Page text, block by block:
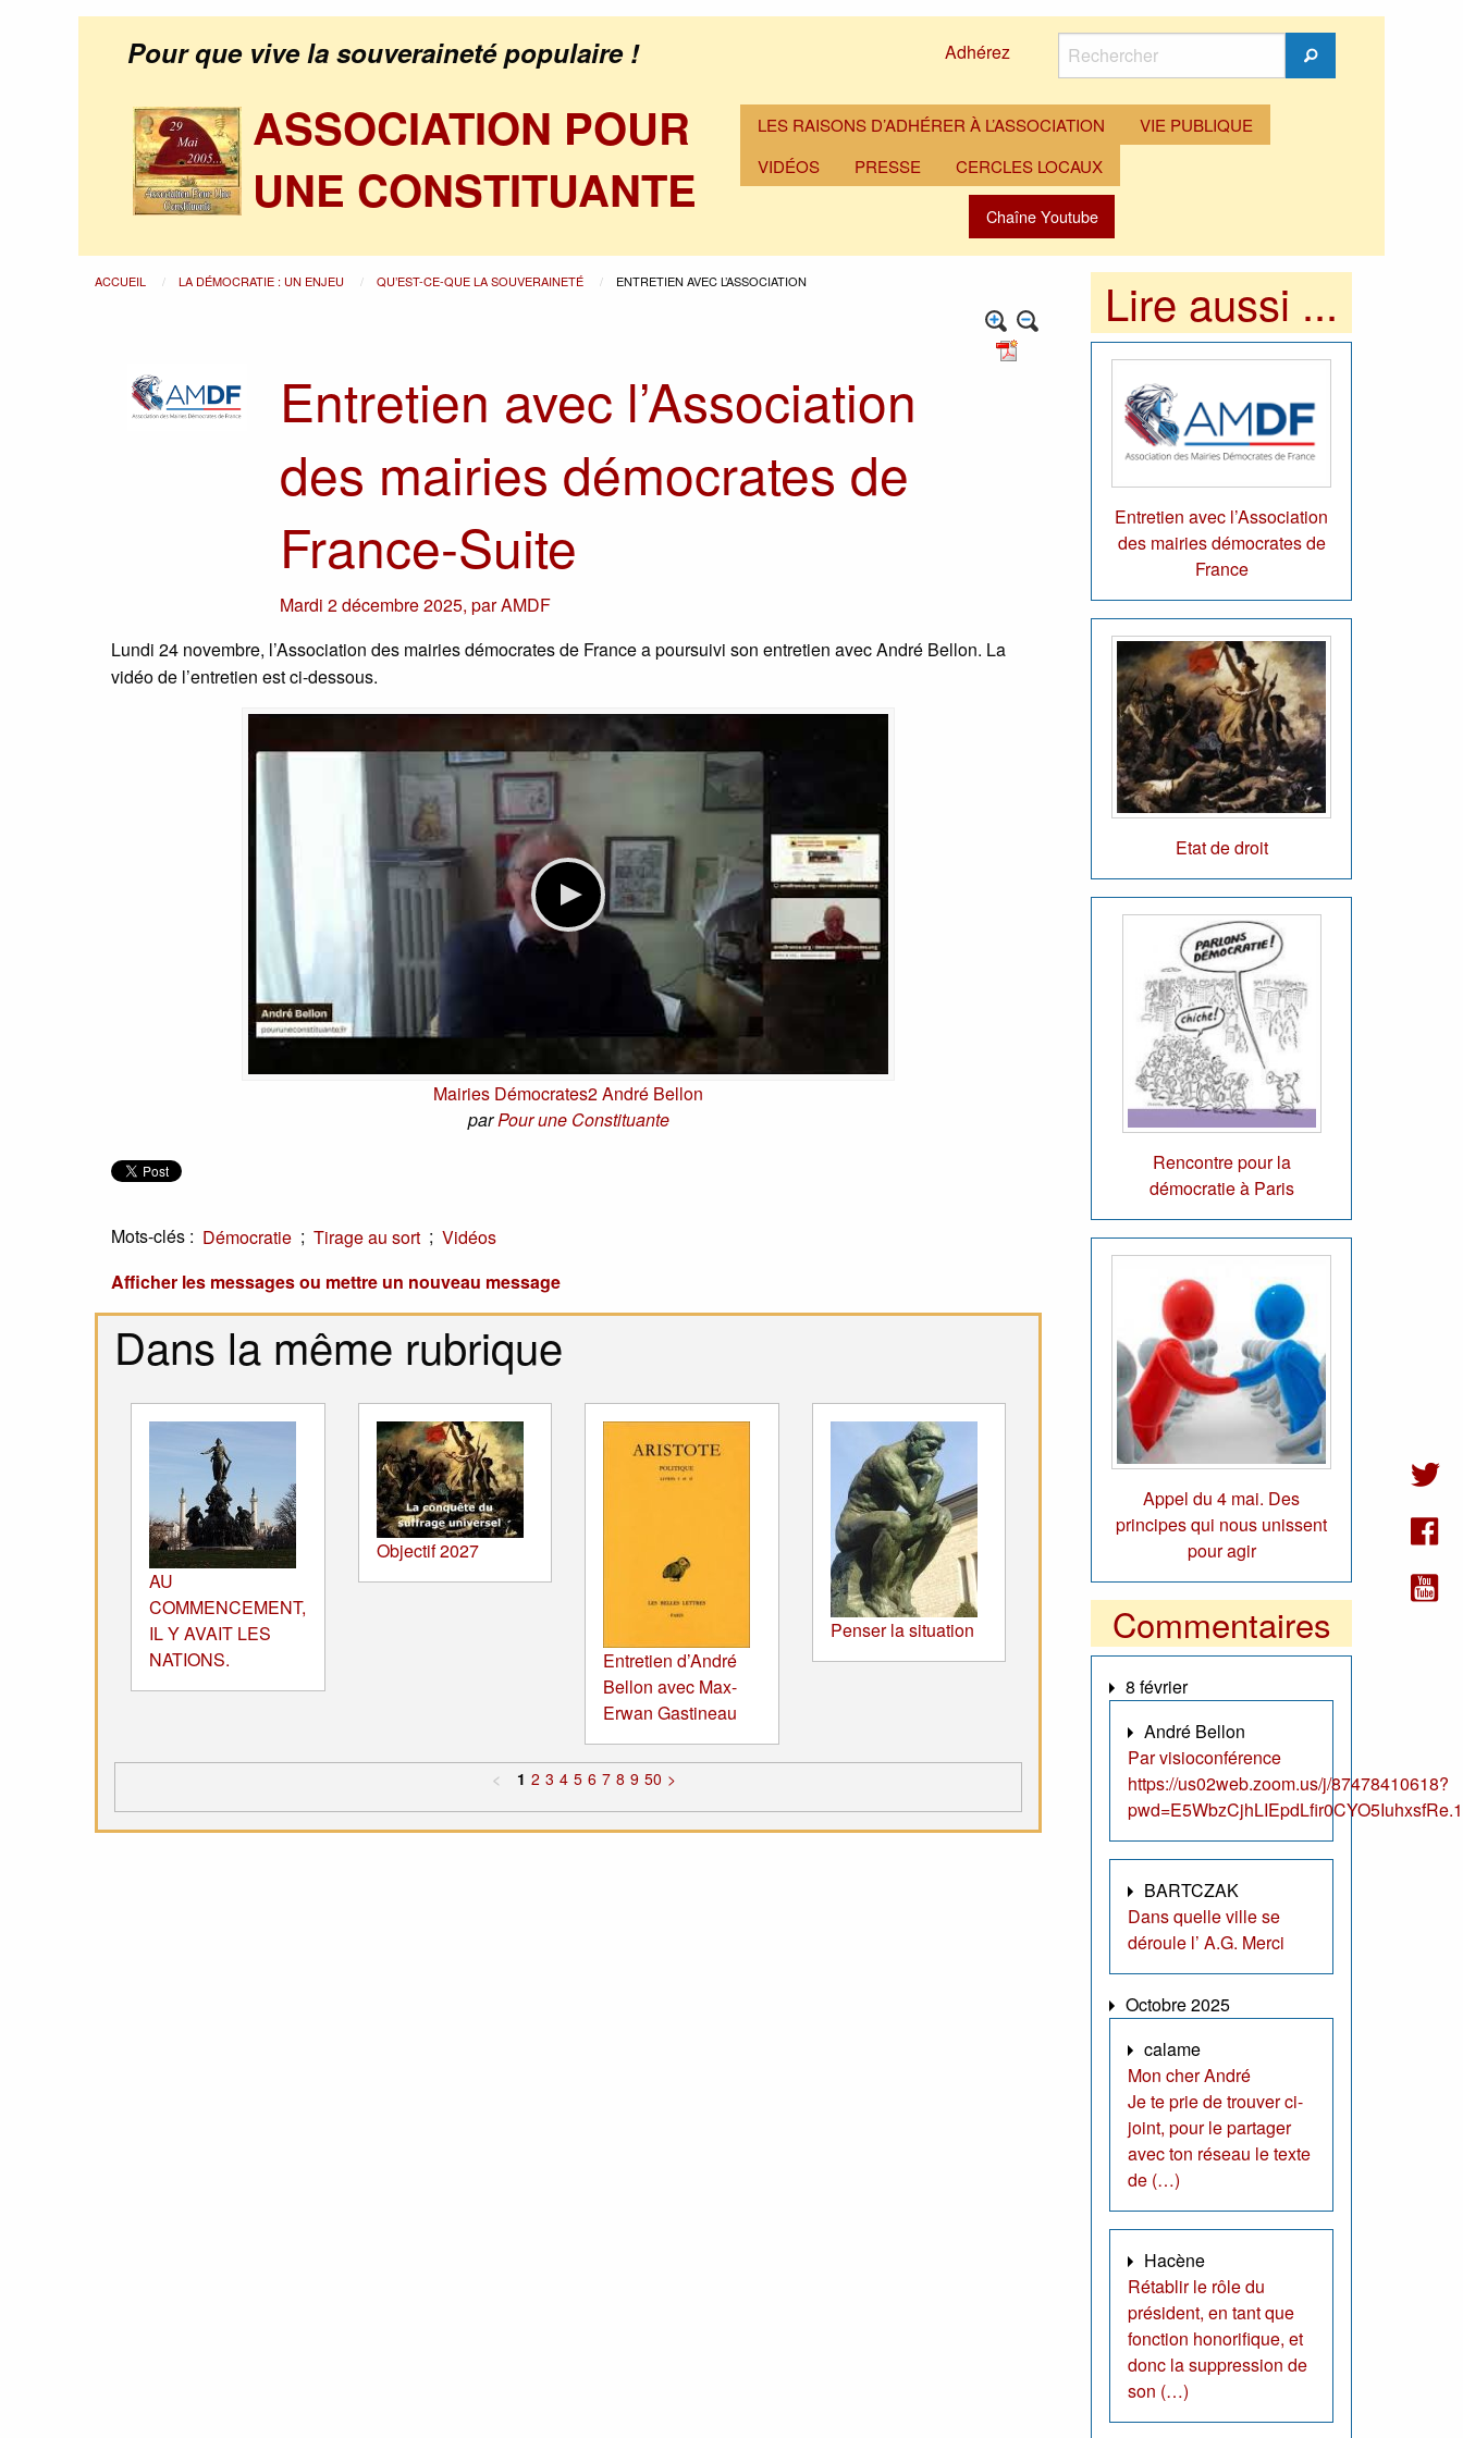
Pour que vive la souveraineté populaire ! Adhérez
Rechercher
Rechercher
ASSOCIATION POUR
UNE CONSTITUANTE
LES RAISONS D’ADHÉRER À L’ASSOCIATION
VIE PUBLIQUE
VIDÉOS
PRESSE CERCLES LOCAUX
Chaîne Youtube
ACCUEIL LA DÉMOCRATIE : UN ENJEU QU’EST-CE-QUE LA SOUVERAINETÉ ENTRETIEN AVEC L’ASSOCIATION
Entretien avec l’Association
des mairies démocrates de
France-Suite
Mardi 2 décembre 2025,parAMDF
Lundi 24 novembre, l’Association des mairies démocrates de France a poursuivi son entretien avec André Bellon. La
vidéo de l’entretien est ci-dessous.
Mairies Démocrates2 André Bellon
parPour une Constituante
Mots-clés : Démocratie ; Tirage au sort ; Vidéos
Afficher les messages ou mettre un nouveau message
Dans la même rubrique
AU
COMMENCEMENT,
IL Y AVAIT LES
NATIONS.
Objectif 2027
Entretien d’André
Bellon avec Max-
Erwan Gastineau
Penser la situation
< 1 2 3 4 5 6 7 8 9 50 >
Lire aussi ...
Entretien avec l’Association
des mairies démocrates de
France
Etat de droit
Rencontre pour la
démocratie à Paris
Appel du 4 mai. Des
principes qui nous unissent
pour agir
Commentaires
8 février
André Bellon
Par visioconférence
https://us02web.zoom.us/j/87478410618?
BARTCZAK
Dans quelle ville se
déroule l’ A.G. Merci
Octobre 2025
calame
Mon cher André
Je te prie de trouver ci-
joint, pour le partager
avec ton réseau le texte
de (…)
Hacène
Rétablir le rôle du
président, en tant que
fonction honorifique, et
donc la suppression de
son (…)